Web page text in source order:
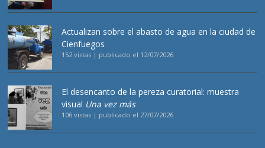
Actualizan sobre el abasto de agua en la ciudad de
Cienfuegos
152 vistas | publicado el 12/07/2026
El desencanto de la pereza curatorial: muestra
visual Una vez más
106 vistas | publicado el 27/07/2026